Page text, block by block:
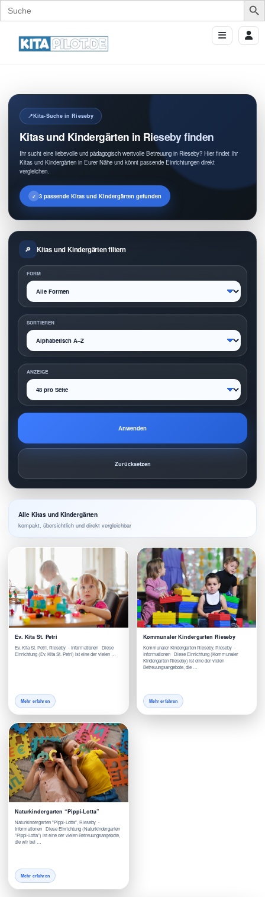
Search
for:
Kita-Suche in Rieseby
Kitas und Kindergärten in Rieseby finden
Ihr sucht eine liebevolle und pädagogisch wertvolle Betreuung in Rieseby? Hier findet Ihr
Kitas und Kindergärten in Eurer Nähe und könnt passende Einrichtungen direkt
vergleichen.
3 passende Kitas und Kindergärten gefunden
Kitas und Kindergärten filtern
FORM
SORTIEREN
ANZEIGE
Anwenden
Zurücksetzen
Alle Kitas und Kindergärten
kompakt, übersichtlich und direkt vergleichbar
Ev. Kita St. Petri
Ev. Kita St. Petri, Rieseby - Informationen Diese
Einrichtung (Ev. Kita St. Petri) ist eine der vielen …
Mehr erfahren
Kommunaler Kindergarten Rieseby
Kommunaler Kindergarten Rieseby, Rieseby -
Informationen Diese Einrichtung (Kommunaler
Kindergarten Rieseby) ist eine der vielen
Betreuungsangebote, die …
Mehr erfahren
Naturkindergarten “Pippi-Lotta”
Naturkindergarten "Pippi-Lotta", Rieseby -
Informationen Diese Einrichtung (Naturkindergarten
"Pippi-Lotta") ist eine der vielen Betreuungsangebote,
die wir bei …
Mehr erfahren